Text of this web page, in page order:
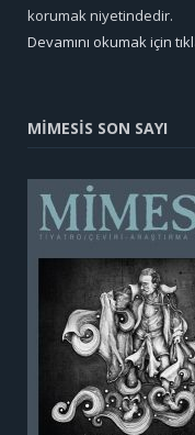
korumak niyetindedir.
Devamını okumak için
MİMESİS SON SAYI